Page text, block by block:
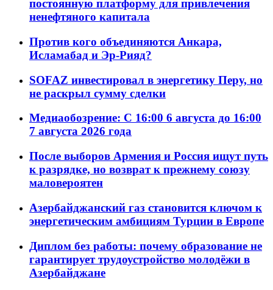
постоянную платформу для привлечения
ненефтяного капитала
Против кого объединяются Анкара,
Исламабад и Эр-Рияд?
SOFAZ инвестировал в энергетику Перу, но
не раскрыл сумму сделки
Медиаобозрение: С 16:00 6 августа до 16:00
7 августа 2026 года
После выборов Армения и Россия ищут путь
к разрядке, но возврат к прежнему союзу
маловероятен
Азербайджанский газ становится ключом к
энергетическим амбициям Турции в Европе
Диплом без работы: почему образование не
гарантирует трудоустройство молодёжи в
Азербайджане